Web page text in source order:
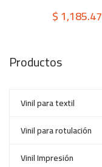
$1,185.47
Productos
Vinil para textil
Vinil para rotulación
Vinil Impresión